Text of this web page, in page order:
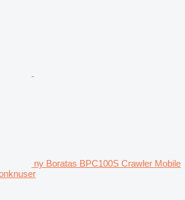
ny Boratas BPC100S Crawler Mobile